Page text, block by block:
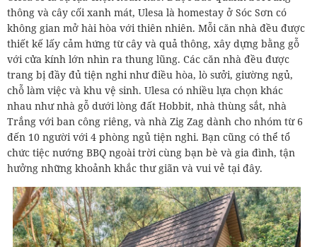
thông và cây cối xanh mát, Ulesa là homestay ở Sóc Sơn có
không gian mở hài hòa với thiên nhiên. Mỗi căn nhà đều được
thiết kế lấy cảm hứng từ cây và quả thông, xây dựng bằng gỗ
với cửa kính lớn nhìn ra thung lũng. Các căn nhà đều được
trang bị đầy đủ tiện nghi như điều hòa, lò sưởi, giường ngủ,
chỗ làm việc và khu vệ sinh. Ulesa có nhiều lựa chọn khác
nhau như nhà gỗ dưới lòng đất Hobbit, nhà thùng sắt, nhà
Trắng với ban công riêng, và nhà Zig Zag dành cho nhóm từ 6
đến 10 người với 4 phòng ngủ tiện nghi. Bạn cũng có thể tổ
chức tiệc nướng BBQ ngoài trời cùng bạn bè và gia đình, tận
hưởng những khoảnh khắc thư giãn và vui vẻ tại đây.